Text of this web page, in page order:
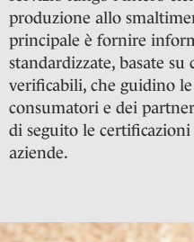
produzione allo
principale è fornire
standardizzate, basate
verificabili, che guidino le
consumatori e dei
di seguito le
aziende.